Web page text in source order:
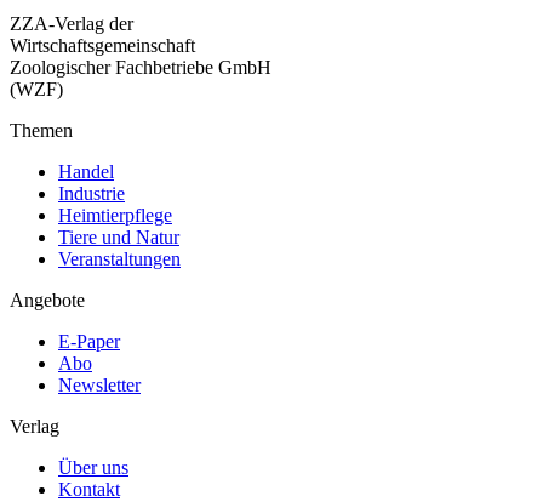
ZZA-Verlag der
Wirtschaftsgemeinschaft
Zoologischer Fachbetriebe GmbH
(WZF)
Themen
Handel
Industrie
Heimtierpflege
Tiere und Natur
Veranstaltungen
Angebote
E-Paper
Abo
Newsletter
Verlag
Über uns
Kontakt